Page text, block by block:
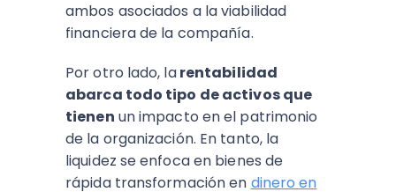
ambos asociados a la viabilidad
financiera de la compañía.
Por otro lado, larentabilidad
abarca todo tipo de activos que
tienen un impacto en el patrimonio
de la organización. En tanto, la
liquidez se enfoca en bienes de
rápida transformación en dinero en